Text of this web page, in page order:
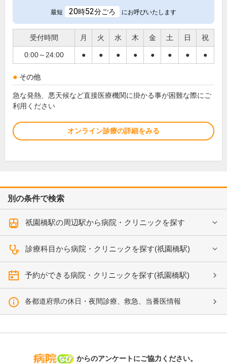
最短 20時52分ごろ にお呼びいたします
受付時間 月 火 水 木 金 土 日 祝
0:00～24:00 ● ● ● ● ● ● ● ●
その他
急な発熱、悪天候など直接医療機関に掛かる事が困難な際にご
利用ください
オンライン診療の詳細をみる
別の条件で検索
祇園橋駅の周辺駅から病院・クリニックを探す
診療科目から病院・クリニックを探す(祇園橋駅)
予約ができる病院・クリニックを探す(祇園橋駅)
各都道府県の休日・夜間診療、救急、当番医情報
病院なび
からのアンケートにご協力ください。